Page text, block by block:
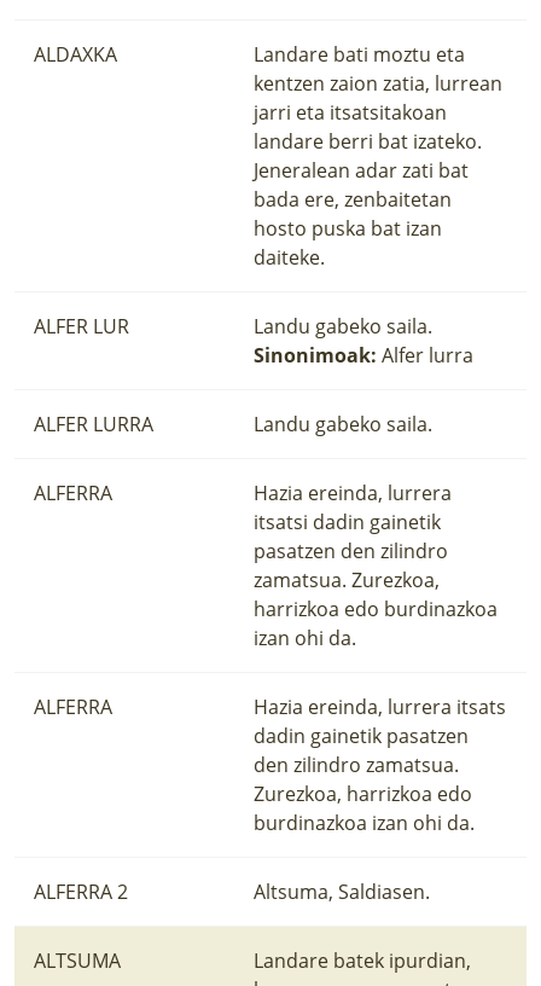
ALDAXKA
Landare bati moztu eta
kentzen zaion zatia, lurrean
jarri eta itsatsitakoan
landare berri bat izateko.
Jeneralean adar zati bat
bada ere, zenbaitetan
hosto puska bat izan
daiteke.
ALFER LUR
Landu gabeko saila.
Sinonimoak: Alfer lurra
ALFER LURRA Landu gabeko saila.
ALFERRA
Hazia ereinda, lurrera
itsatsi dadin gainetik
pasatzen den zilindro
zamatsua. Zurezkoa,
harrizkoa edo burdinazkoa
izan ohi da.
ALFERRA
Hazia ereinda, lurrera itsats
dadin gainetik pasatzen
den zilindro zamatsua.
Zurezkoa, harrizkoa edo
burdinazkoa izan ohi da.
ALFERRA 2 Altsuma, Saldiasen.
ALTSUMA
Landare batek ipurdian,